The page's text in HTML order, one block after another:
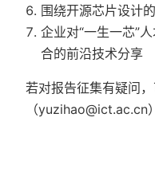
围绕开源芯片设计
企业对“一生一芯”
合的前沿技术分享
若对报告征集有疑问
（yuzihao@ict.ac.cn）